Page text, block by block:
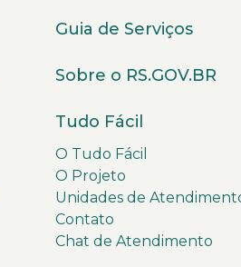
Guia de Serviços
Sobre o RS.GOV.BR
Tudo Fácil
O Tudo Fácil
O Projeto
Unidades de
Contato
Chat de Atendimento